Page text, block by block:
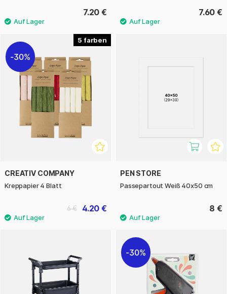
7.20 € 7.60 €
5
30%
CREATIV COMPANY
Kreppapier 4 Blatt
4.20 €
6 €
PEN STORE
Passepartout Weiß 40x50 cm
8 €
30%